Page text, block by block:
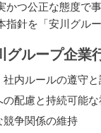
かつ公正な態度で
指針を「安川グル
グループ企業
社内ルールの遵守
の配慮と持続可能な
競争関係の維持